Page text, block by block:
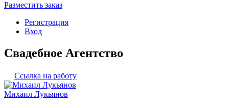
Разместить заказ
Регистрация
Вход
Свадебное Агентство
Ссылка на работу
Михаил Лукьянов